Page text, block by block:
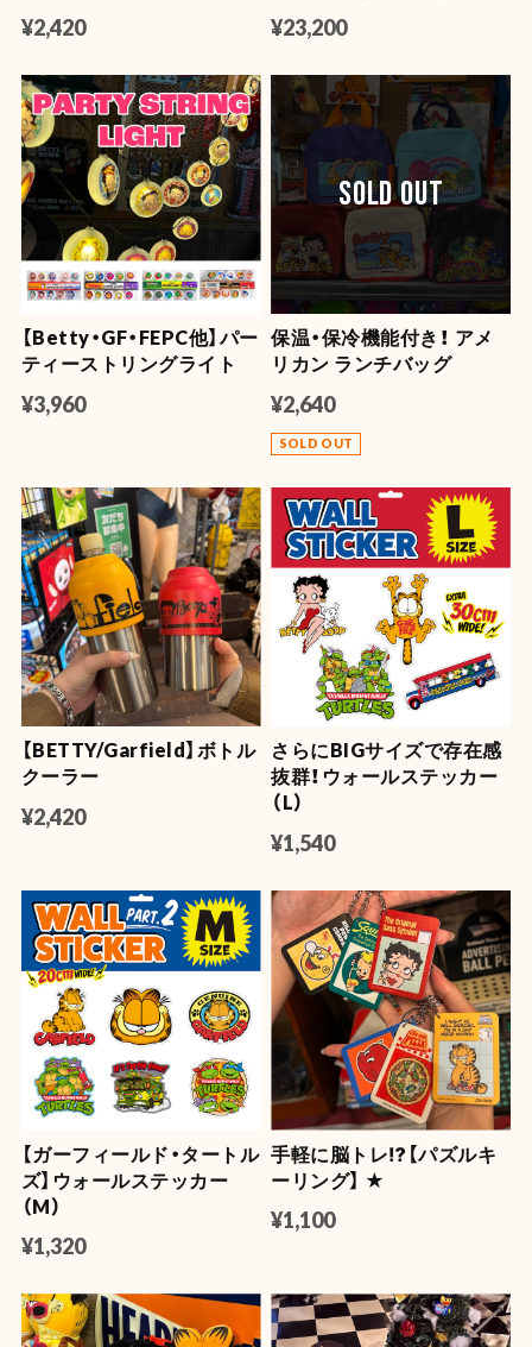
¥2,420 ¥23,200
【Betty・GF・FEPC他】パー
ティーストリングライト
¥3,960
SOLD OUT
保温・保冷機能付き！ アメ
リカン ランチバッグ
¥2,640
SOLD OUT
【BETTY/Garfield】ボトル
クーラー
¥2,420
さらにBIGサイズで存在感
抜群！ウォールステッカー
（L）
¥1,540
【ガーフィールド・タートル
ズ】ウォールステッカー
（M）
¥1,320
手軽に脳トレ⁉︎【パズルキ
ーリング】 ★
¥1,100